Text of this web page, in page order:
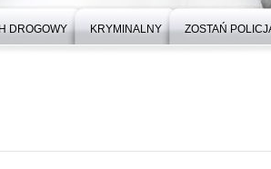
DROGOWY KRYMINALNY ZOSTAŃ